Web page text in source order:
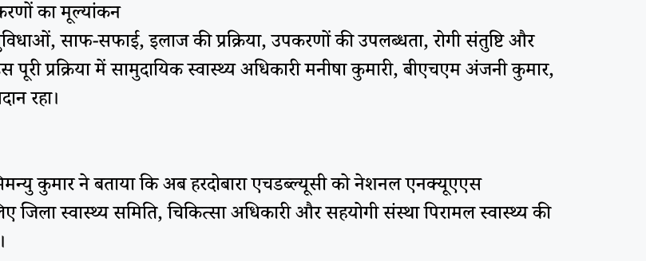
का मूल्यांकन
साफ-सफाई, इलाज की प्रक्रिया, उपकरणों की उपलब्धता, रोगी संतुष्टि और
प्रक्रिया में सामुदायिक स्वास्थ्य अधिकारी मनीषा कुमारी, बीएचएम अंजनी कुमार,
रहा।
कुमार ने बताया कि अब हरदोबारा एचडब्ल्यूसी को नेशनल एनक्यूएएस
स्वास्थ्य समिति, चिकित्सा अधिकारी और सहयोगी संस्था पिरामल स्वास्थ्य की